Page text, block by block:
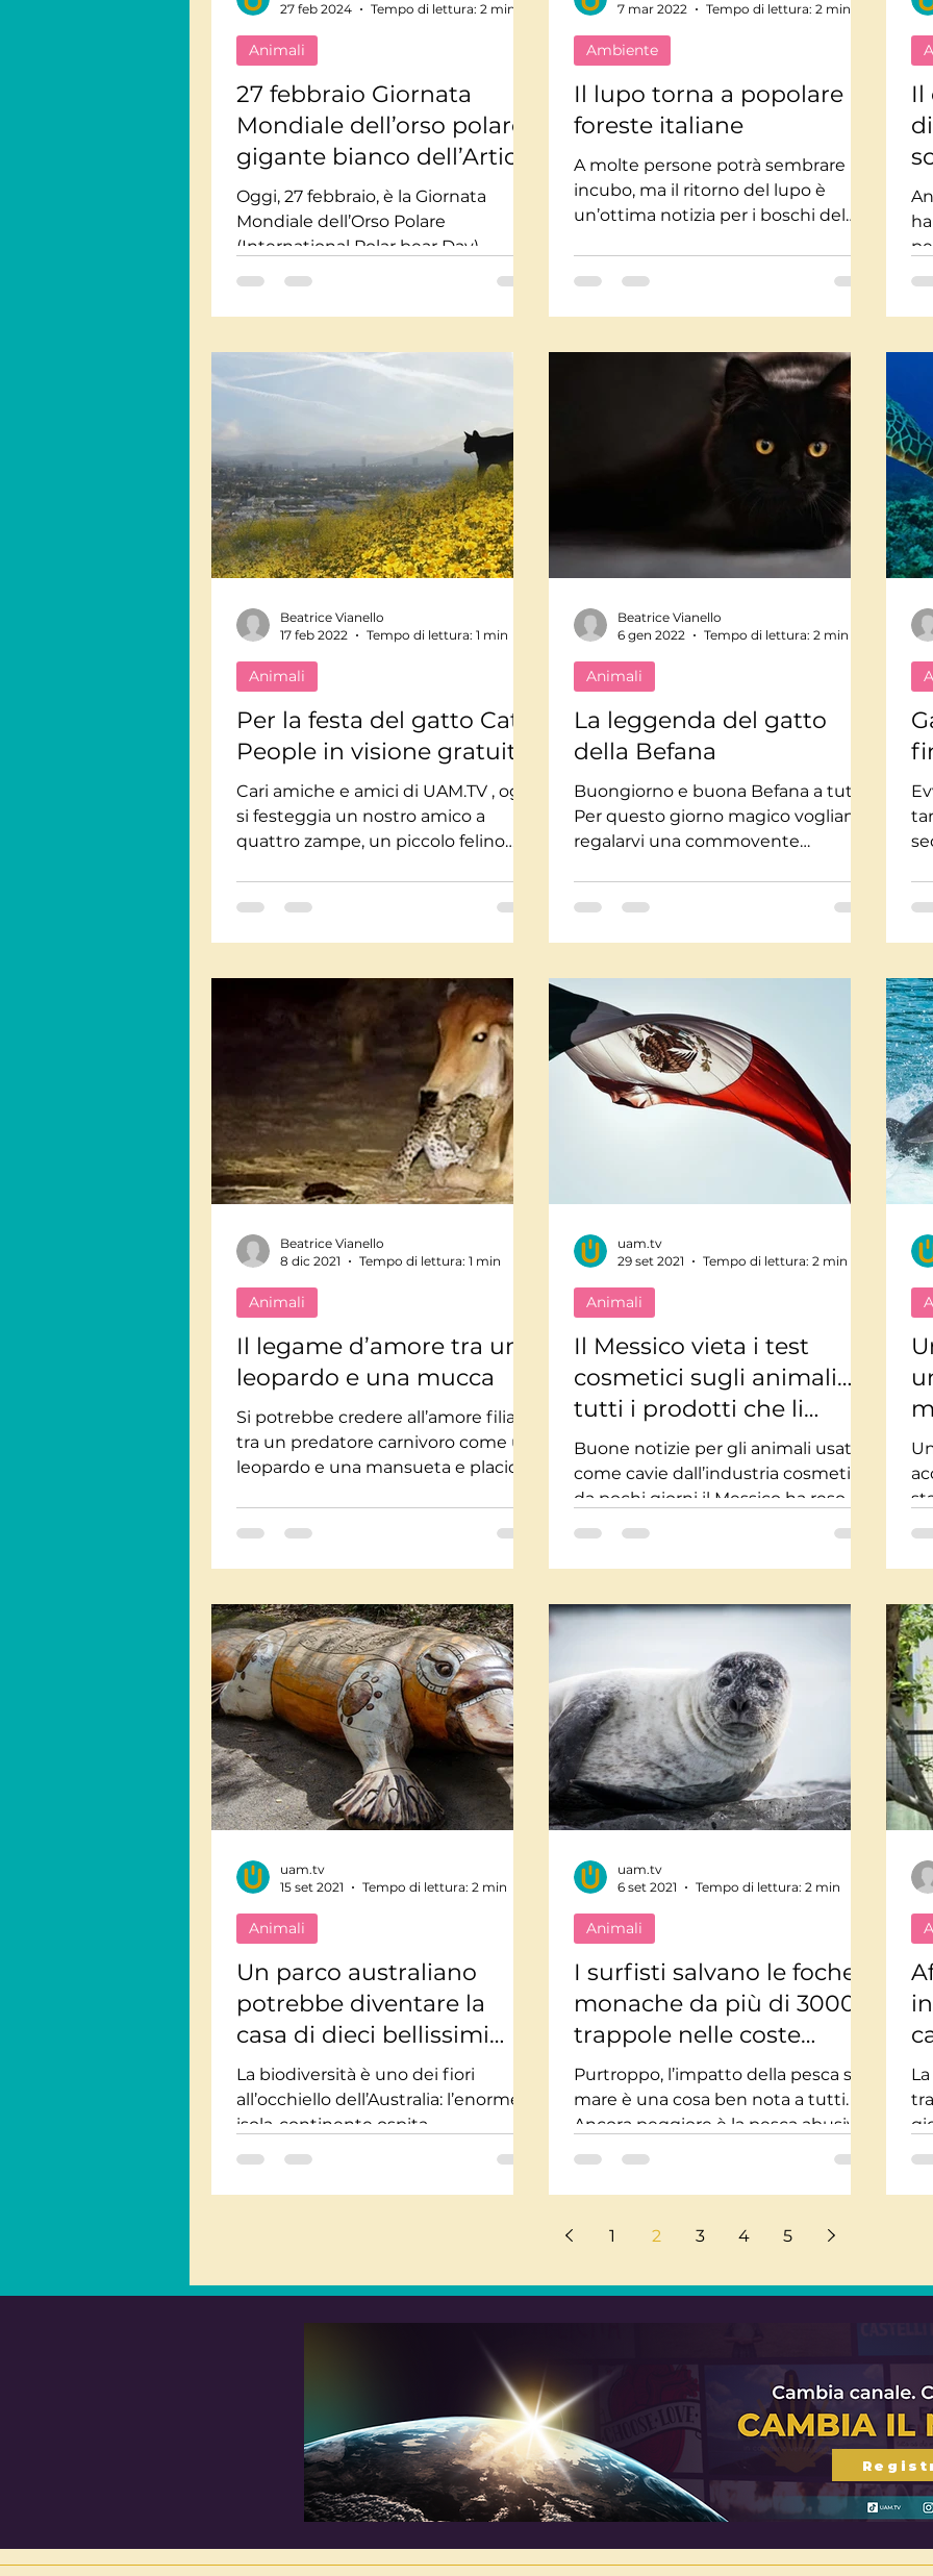
27 febbraio Giornata
Mondiale dell’orso polare,
gigante bianco dell’Artico.
Oggi, 27 febbraio, è la Giornata
Mondiale dell’Orso Polare
(International Polar bear Day),
iniziativa dal WWF per omaggiare
Animali
27 feb 2024
Tempo di lettura: 2 min
Il lupo torna a popolare le
foreste italiane
A molte persone potrà sembrare un
incubo, ma il ritorno del lupo è
un’ottima notizia per i boschi del
Ambiente
7 mar 2022
Tempo di lettura: 2 min
Il
Per la festa del gatto Cat
People in visione gratuita!
Cari amiche e amici di UAM.TV , oggi
si festeggia un nostro amico a
quattro zampe, un piccolo felino
Animali
Beatrice Vianello
17 feb 2022
Tempo di lettura: 1 min
La leggenda del gatto
della Befana
Buongiorno e buona Befana a tutti!
Per questo giorno magico vogliamo
regalarvi una commovente
Animali
Beatrice Vianello
6 gen 2022
Tempo di lettura: 2 min
Il legame d’amore tra un
leopardo e una mucca
Si potrebbe credere all’amore filiale
tra un predatore carnivoro come un
leopardo e una mansueta e placida
Animali
Beatrice Vianello
8 dic 2021
Tempo di lettura: 1 min
Il Messico vieta i test
cosmetici sugli animali… e
tutti i prodotti che li
utilizzano.
Buone notizie per gli animali usati
come cavie dall’industria cosmetica:
da pochi giorni il Messico ha reso
illegali i test sugli animali...
Animali
uam.tv
29 set 2021
Tempo di lettura: 2 min
Un parco australiano
potrebbe diventare la
casa di dieci bellissimi
ornitorinchi!
La biodiversità è uno dei fiori
all’occhiello dell’Australia: l’enorme
isola-continente ospita
numerosissime specie animali,
Animali
uam.tv
15 set 2021
Tempo di lettura: 2 min
I surfisti salvano le foche
monache da più di 3000
trappole nelle coste
hawaiane
Purtroppo, l’impatto della pesca sul
mare è una cosa ben nota a tutti.
Ancora peggiore è la pesca abusiva,
praticata illegalmente e con...
Animali
uam.tv
6 set 2021
Tempo di lettura: 2 min
1 2 3 4 5